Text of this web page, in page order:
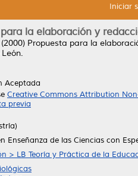
Iniciar
la elaboración y
(2000) Propuesta para la
Aceptada
Creative Commons Attribution
previa
Enseñanza de las Ciencias con
> LB Teoría y Práctica de la